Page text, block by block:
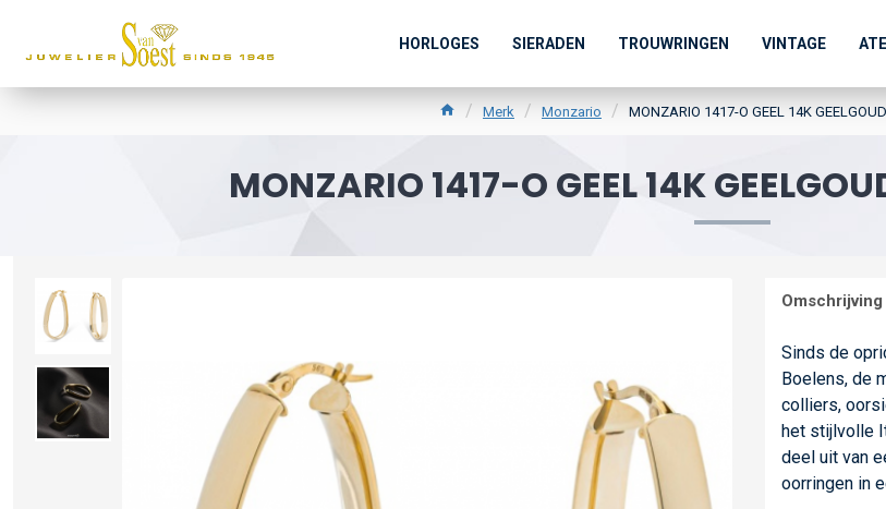
HORLOGES SIERADEN TROUWRINGEN VINTAGE
Merk Monzario MONZARIO 1417-O GEEL 14K
MONZARIO 1417-O GEEL 14K
Omschrijving
Sinds de
Boelens, de
colliers,
het stijlvolle
deel uit van
oorringen in